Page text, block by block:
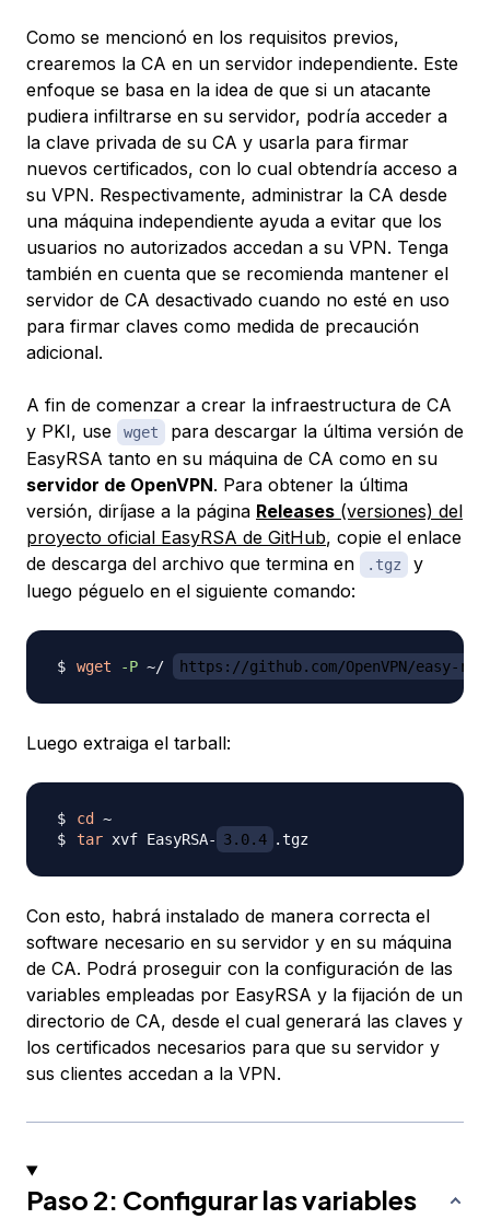
Como se mencionó en los requisitos previos,
crearemos la CA en un servidor independiente. Este
enfoque se basa en la idea de que si un atacante
pudiera infiltrarse en su servidor, podría acceder a
la clave privada de su CA y usarla para firmar
nuevos certificados, con lo cual obtendría acceso a
su VPN. Respectivamente, administrar la CA desde
una máquina independiente ayuda a evitar que los
usuarios no autorizados accedan a su VPN. Tenga
también en cuenta que se recomienda mantener el
servidor de CA desactivado cuando no esté en uso
para firmar claves como medida de precaución
adicional.
A fin de comenzar a crear la infraestructura de CA
y PKI, use
wget
para descargar la última versión de
EasyRSA tanto en su máquina de CA como en su
servidor de OpenVPN. Para obtener la última
versión, diríjase a la página Releases (versiones) del
proyecto oficial EasyRSA de GitHub, copie el enlace
de descarga del archivo que termina en
.tgz
y
luego péguelo en el siguiente comando:
wget -P ~/ https://github.com/OpenVPN/easy-
Luego extraiga el tarball:
cd
tar xvf EasyRSA- 3.0.4
Con esto, habrá instalado de manera correcta el
software necesario en su servidor y en su máquina
de CA. Podrá proseguir con la configuración de las
variables empleadas por EasyRSA y la fijación de un
directorio de CA, desde el cual generará las claves y
los certificados necesarios para que su servidor y
sus clientes accedan a la VPN.
Paso 2: Configurar las variables